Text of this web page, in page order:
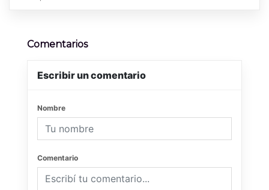
Comentarios
Escribir un comentario
Nombre
Comentario